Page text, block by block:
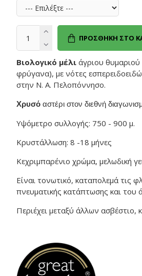
ΠΡΟΣΘΉΚΗ ΣΤΟ
Βιολογικό μέλι άγριου
φρύγανα), με νότες
στην Ν. Α. Πελοπόννησο.
Χρυσό αστέρι στον διεθνή
Υψόμετρο συλλογής: 750 - 900 μ.
Κρυστάλλωση: 8 -18 μήνες
Κεχριμπαρένιο χρώμα, μελωδική
Είναι τονωτικό, καταπολεμά τις
πνευματικής κατάπτωσης και του
Περιέχει μεταξύ άλλων ασβέστιο,